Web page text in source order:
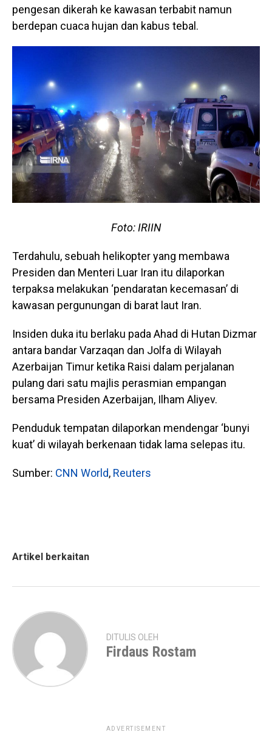
pengesan dikerah ke kawasan terbabit namun
berdepan cuaca hujan dan kabus tebal.
Foto: IRIIN
Terdahulu, sebuah helikopter yang membawa
Presiden dan Menteri Luar Iran itu dilaporkan
terpaksa melakukan ‘pendaratan kecemasan’ di
kawasan pergunungan di barat laut Iran.
Insiden duka itu berlaku pada Ahad di Hutan Dizmar
antara bandar Varzaqan dan Jolfa di Wilayah
Azerbaijan Timur ketika Raisi dalam perjalanan
pulang dari satu majlis perasmian empangan
bersama Presiden Azerbaijan, Ilham Aliyev.
Penduduk tempatan dilaporkan mendengar ‘bunyi
kuat’ di wilayah berkenaan tidak lama selepas itu.
Sumber: CNN World, Reuters
Artikel berkaitan
DITULIS OLEH
Firdaus Rostam
ADVERTISEMENT